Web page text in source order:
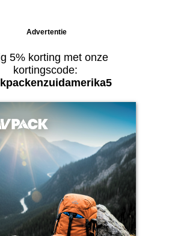
Advertentie
5% korting met onze
kortingscode: